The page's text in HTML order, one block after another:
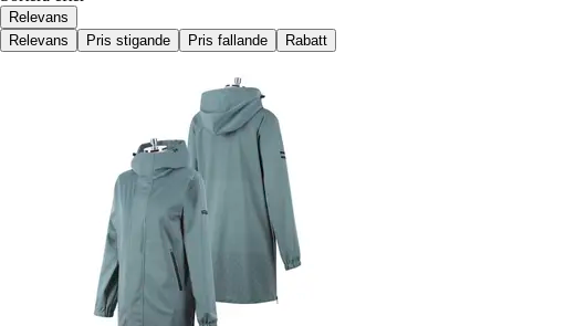
Relevans
Relevans
Pris stigande Pris fallande Rabatt